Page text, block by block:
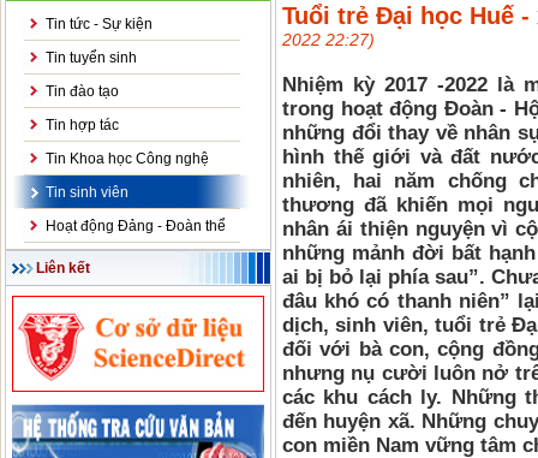
Tin tức - Sự kiện
Tin tuyển sinh
Tin đào tạo
Tin hợp tác
Tin Khoa học Công nghệ
Tin sinh viên
Hoạt động Đảng - Đoàn thể
Liên kết
Tuổi trẻ Đại học Huế
2022 22:27)
Nhiệm kỳ 2017 -2022 là
trong hoạt động Đoàn -
những đổi thay về nhân
hình thế giới và đất
nhiên, hai năm chống
thương đã khiến mọi
nhân ái thiện nguyện vì
những mảnh đời bất
ai bị bỏ lại phía sau”.
đâu khó có thanh niên”
dịch, sinh viên, tuổi trẻ
đối với bà con, cộng
nhưng nụ cười luôn nở
các khu cách ly. Những
đến huyện xã. Những
con miền Nam vững tâm